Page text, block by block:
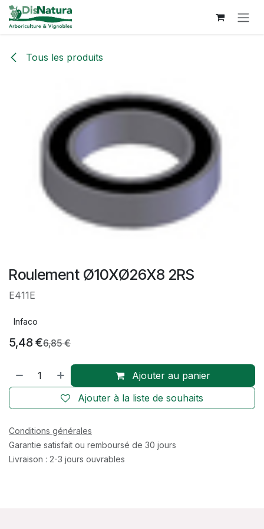
Se rendre au contenu
Tous les produits
Roulement Ø10XØ26X8 2RS
E411E
Infaco
5,48€6,85€
Ajouter au panier
Ajouter à la liste de souhaits
Conditions générales
Garantie satisfait ou remboursé de 30 jours
Livraison : 2-3 jours ouvrables